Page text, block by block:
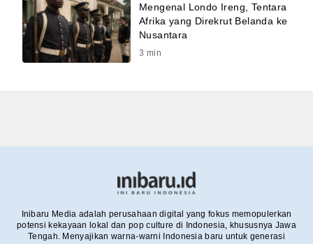
Mengenal Londo Ireng, Tentara
Afrika yang Direkrut Belanda ke
Nusantara
3 min
Inibaru Media adalah perusahaan digital yang fokus memopulerkan
potensi kekayaan lokal dan pop culture di Indonesia, khususnya Jawa
Tengah. Menyajikan warna-warni Indonesia baru untuk generasi